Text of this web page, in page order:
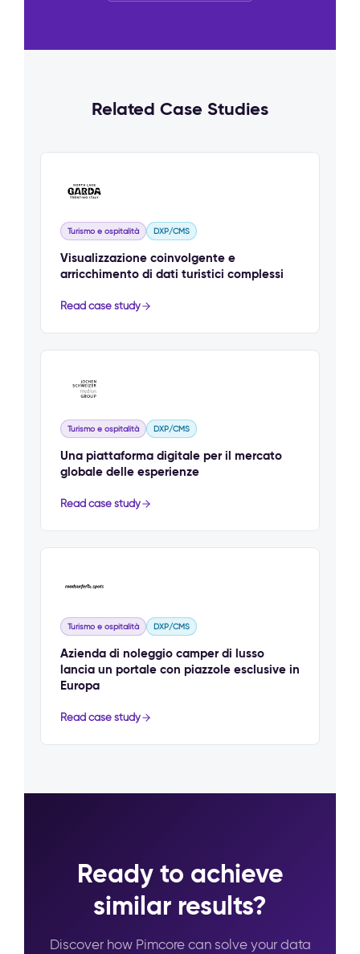
Related Case Studies
Turismo e ospitalità DXP/CMS
Visualizzazione coinvolgente e
arricchimento di dati turistici complessi
Read case study
Turismo e ospitalità DXP/CMS
Una piattaforma digitale per il mercato
globale delle esperienze
Read case study
Turismo e ospitalità DXP/CMS
Azienda di noleggio camper di lusso
lancia un portale con piazzole esclusive in
Europa
Read case study
Ready to achieve
similar results?
Discover how Pimcore can solve your data